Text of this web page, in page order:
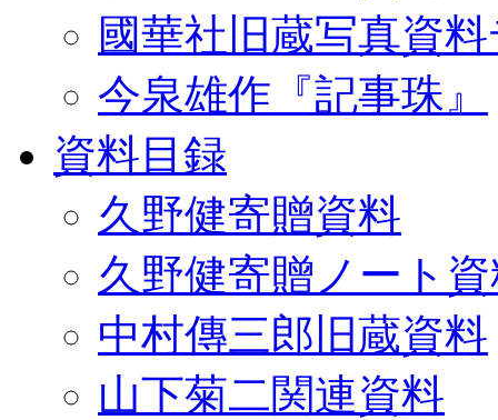
國華社旧蔵写真資
今泉雄作『記事珠』
資料目録
久野健寄贈資料
久野健寄贈ノート
中村傳三郎旧蔵資料
山下菊二関連資料